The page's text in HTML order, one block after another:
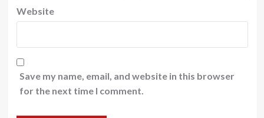
Website
Save my name, email, and website in this browser
for the next time I comment.